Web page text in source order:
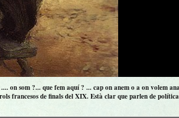
on som ?... que fem aquí ? ... cap on anem o a on volem
francesos de finals del XIX. Està clar que parlen de